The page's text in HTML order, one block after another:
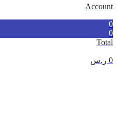
Account
0
0
Total
0 ر.س